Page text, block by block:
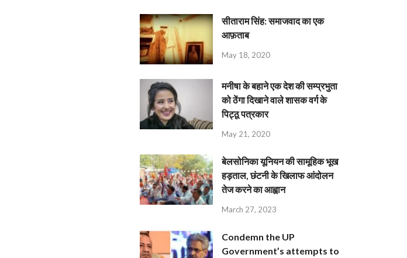
सीताराम सिंह: समाजवाद का एक
आफ़ताब
May 18, 2020
मनीषा के बहाने एक देश की सम्प्रभुता
को ठेंगा दिखाने वाले शासक वर्ग के
पिट्ठू पत्रकार
May 21, 2020
बेलसोनिका यूनियन की सामूहिक भूख
हड़ताल, छंटनी के खिलाफ आंदोलन
तेज करने का आह्वान
March 27, 2023
Condemn the UP
Government’s attempts to